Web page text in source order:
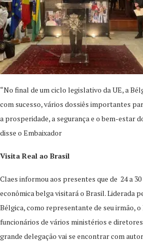
“No final de um ciclo legislativo da UE, a
com sucesso, vários dossiês importantes
a prosperidade, a segurança e o bem-estar
disse o Embaixador
Visita Real ao Brasil
Claes informou aos presentes que de 24 a
econômica belga visitará o Brasil. Liderada
Bélgica, como representante de seu irmão,
funcionários de vários ministérios e
grande delegação vai se encontrar com